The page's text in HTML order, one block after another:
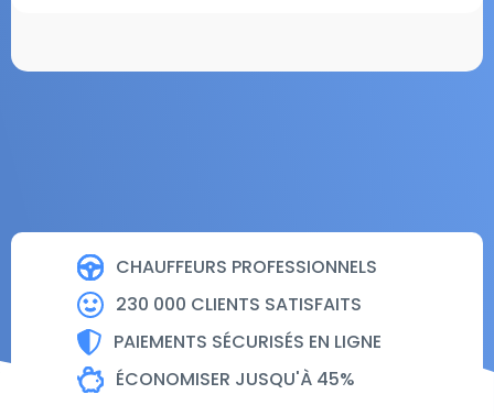
CHAUFFEURS PROFESSIONNELS
230 000 CLIENTS SATISFAITS
PAIEMENTS SÉCURISÉS EN LIGNE
ÉCONOMISER JUSQU'À 45%